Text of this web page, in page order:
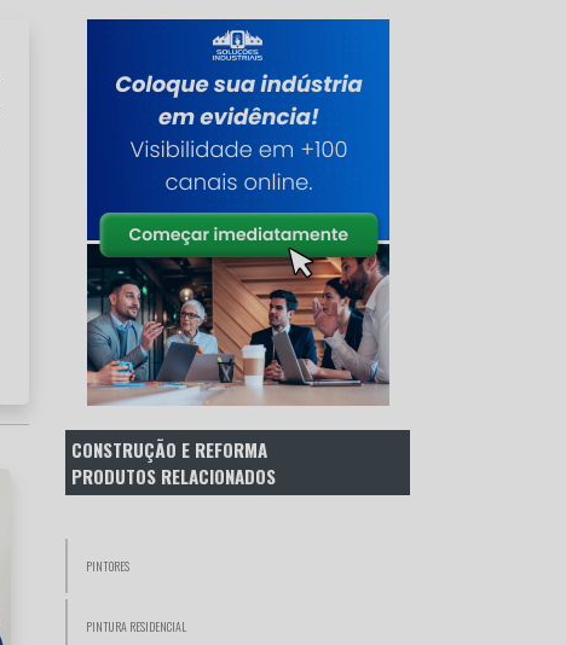
CONSTRUÇÃO E REFORMA
PRODUTOS RELACIONADOS
PINTORES
PINTURA RESIDENCIAL